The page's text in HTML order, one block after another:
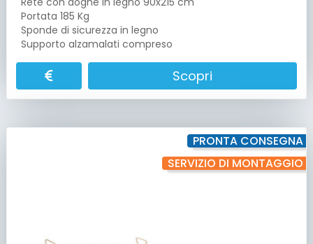
Portata 185 Kg
Sponde di sicurezza in legno
Supporto alzamalati compreso
Scopri
PRONTA CONSEGNA
SERVIZIO DI MONTAGGIO